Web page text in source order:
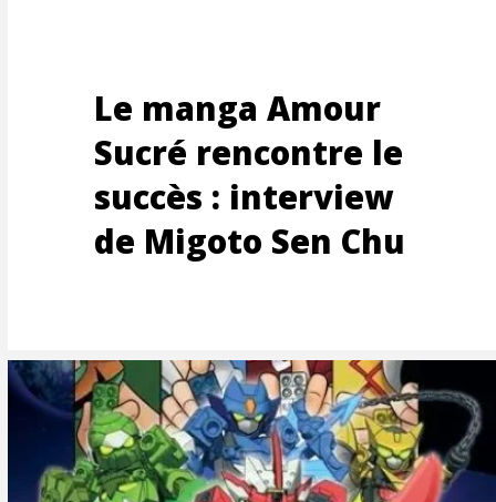
Le manga Amour
Sucré rencontre le
succès : interview
de Migoto Sen Chu